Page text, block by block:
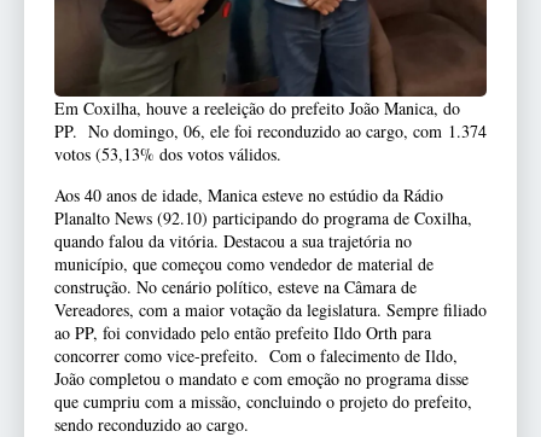
Em Coxilha, houve a reeleição do prefeito João Manica, do
PP. No domingo, 06, ele foi reconduzido ao cargo, com 1.374
votos (53,13% dos votos válidos.
Aos 40 anos de idade, Manica esteve no estúdio da Rádio
Planalto News (92.10) participando do programa de Coxilha,
quando falou da vitória. Destacou a sua trajetória no
município, que começou como vendedor de material de
construção. No cenário político, esteve na Câmara de
Vereadores, com a maior votação da legislatura. Sempre filiado
ao PP, foi convidado pelo então prefeito Ildo Orth para
concorrer como vice-prefeito. Com o falecimento de Ildo,
João completou o mandato e com emoção no programa disse
que cumpriu com a missão, concluindo o projeto do prefeito,
sendo reconduzido ao cargo.